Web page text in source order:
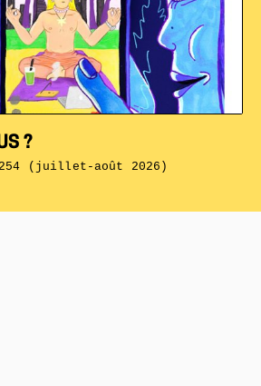
?
(juillet-août 2026)